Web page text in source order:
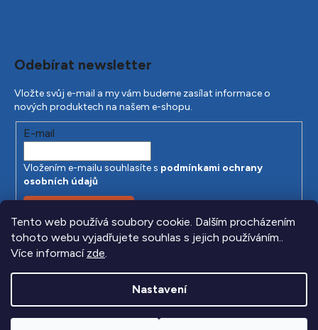
Tento web používá soubory cookie. Dalším procházením
tohoto webu vyjadřujete souhlas s jejich používáním..
Více informací zde.
Nastavení
Odebírat newsletter
Vložte svůj e-mail a my vám budeme zasílat informace o
nových produktech na našem e-shopu.
E-mail
Vložením e-mailu souhlasíte s podmínkami ochrany
osobních údajů
PŘIHLÁSIT SE